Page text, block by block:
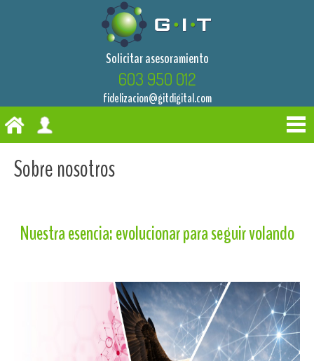
Solicitar asesoramiento
603 950 012
fidelizacion@gitdigital.com
Sobre nosotros
Nuestra esencia: evolucionar para seguir volando